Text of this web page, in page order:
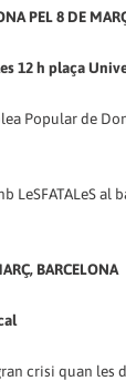
PEL 8 DE
12 h plaça
Popular de
LeSFATALeS al
BARCELONA
crisi quan les